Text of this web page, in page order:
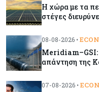
Κόσμος
Γιατί οι
Κόσμος
Η χώρα με τα
στέγες
08-08-2026 •
Meridiam–GSI:
απάντηση της
07-08-2026 •